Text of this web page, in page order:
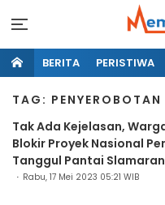
BERITA PERISTIWA
TAG: PENYEROBOTAN
Tak Ada Kejelasan,
Blokir Proyek Nasional
Tanggul Pantai Slamaran
Rabu, 17 Mei 2023 05:21 WIB